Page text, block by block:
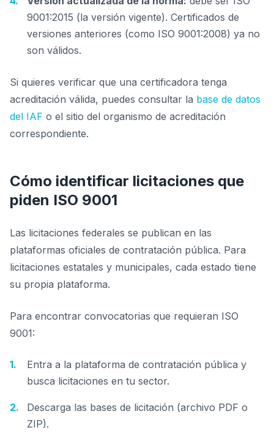
9001:2015 (la versión vigente). Certificados de
versiones anteriores (como ISO 9001:2008) ya no
son válidos.
Si quieres verificar que una certificadora tenga
acreditación válida, puedes consultar la base de datos
del IAF o el sitio del organismo de acreditación
correspondiente.
Cómo identificar licitaciones que
piden ISO 9001
Las licitaciones federales se publican en las
plataformas oficiales de contratación pública. Para
licitaciones estatales y municipales, cada estado tiene
su propia plataforma.
Para encontrar convocatorias que requieran ISO
9001:
Entra a la plataforma de contratación pública y
busca licitaciones en tu sector.
Descarga las bases de licitación (archivo PDF o
ZIP).